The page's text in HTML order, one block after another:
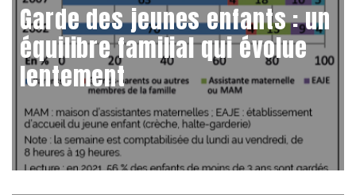
Garde des jeunes enfants : un
équilibre familial qui évolue
lentement